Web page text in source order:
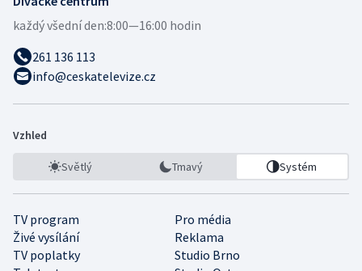
každý všední den:8:00—16:00 hodin
261 136 113
info@ceskatelevize.cz
Vzhled
Světlý Tmavý Systém
TV program
Pro média
Živé vysílání
Reklama
TV poplatky
Studio Brno